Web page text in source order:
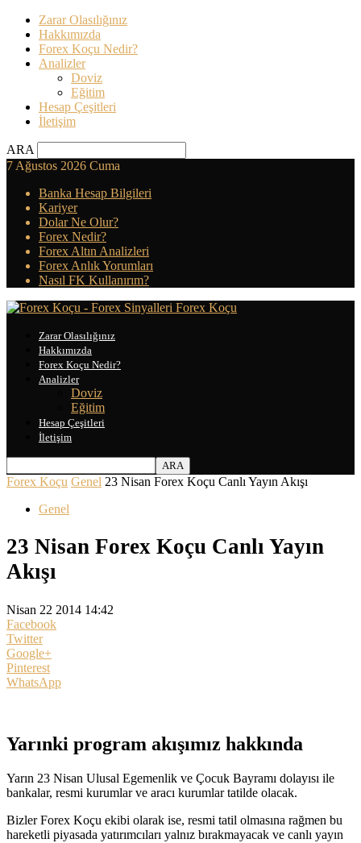
Zarar Olasılığınız
Hakkımızda
Forex Koçu Nedir?
Analizler
Doviz
Eğitim
Hesap Çeşitleri
İletişim
ARA
7 Ağustos 2026 Cuma
Banka Hesap Bilgileri
Kariyer
Dolar Ne Olur?
Forex Nedir?
Forex Altın Analizleri
Forex Anlık Yorumları
Nasıl FK Kullanırım?
Forex Koçu
Zarar Olasılığınız
Hakkımızda
Forex Koçu Nedir?
Analizler
Doviz
Eğitim
Hesap Çeşitleri
İletişim
Forex Koçu Genel 23 Nisan Forex Koçu Canlı Yayın Akışı
Genel
23 Nisan Forex Koçu Canlı Yayın
Akışı
Nisan 22 2014 14:42
Facebook
Twitter
Google+
Pinterest
WhatsApp
Yarınki program akışımız hakkında
Yarın 23 Nisan Ulusal Egemenlik ve Çocuk Bayramı dolayısı ile
bankalar, resmi kurumlar ve aracı kurumlar tatilde olacak.
Bizler Forex Koçu ekibi olarak ise, resmi tatil olmasına rağmen bu
hareketli piyasada yatırımcıları yalnız bırakmayacak ve canlı yayın